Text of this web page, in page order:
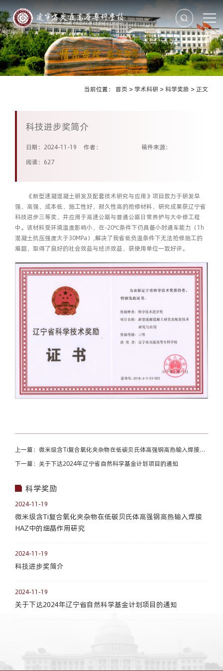
当前位置：首页 >学术科研 >科学奖励 > 正文
科技进步奖简介
日期：2024-11-19 作者：
稿件来源：
阅读： 627
《新型速凝混凝土研发及配套技术研究与应用》项目致力于研发早
强、高强、成本低、施工性好，耐久性高的抢修材料，研究成果获辽宁省
科技进步三等奖，并应用于高速公路与普通公路日常养护与大中修工程
中。该材料受环境温度影响小，在-20℃条件下仍具备小时通车能力（1h
混凝土抗压强度大于30MPa）,解决了我省低负温条件下无法抢修施工的
难题，取得了良好的社会效益与经济效益，获使用单位一致好评。
上一篇：微米级含Ti复合氧化夹杂物在低碳贝氏体高强钢高热输入焊接
HAZ中的细晶作用研究
下一篇：关于下达2024年辽宁省自然科学基金计划项目的通知
科学奖励
2024-11-19
微米级含Ti复合氧化夹杂物在低碳贝氏体高强钢高热输入焊接
HAZ中的细晶作用研究
2024-11-19
科技进步奖简介
2024-11-19
关于下达2024年辽宁省自然科学基金计划项目的通知